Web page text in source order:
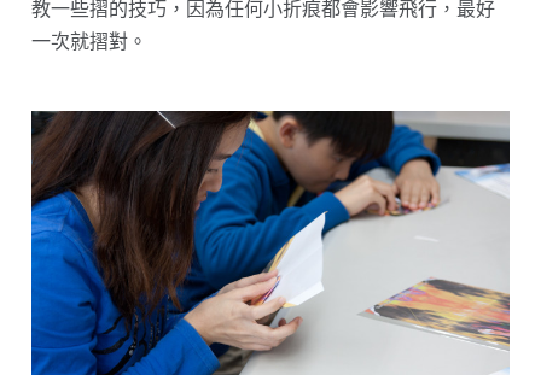
教一些摺的技巧，因為任何小折痕都會影響飛行，最好
一次就摺對。